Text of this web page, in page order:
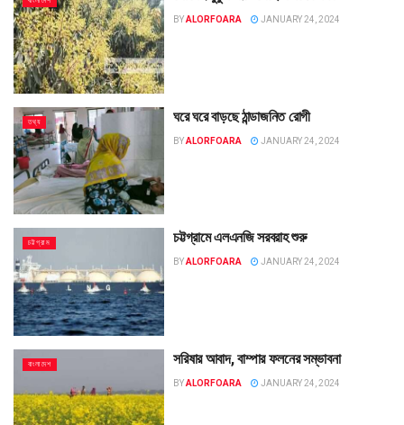
BYALORFOARA JANUARY 24, 2024
তথ্য ঘরে ঘরে বাড়ছে ঠান্ডাজনিত রোগী
BYALORFOARA JANUARY 24, 2024
চট্টগ্রাম চট্টগ্রামে এলএনজি সরবরাহ শুরু
BYALORFOARA JANUARY 24, 2024
বাংলাদেশ সরিষার আবাদ, বাম্পার ফলনের সম্ভাবনা
BYALORFOARA JANUARY 24, 2024